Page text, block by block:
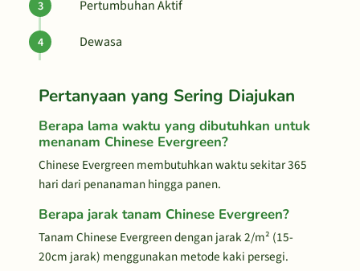
Pertumbuhan Aktif
Dewasa
Pertanyaan yang Sering Diajukan
Berapa lama waktu yang dibutuhkan untuk
menanam Chinese Evergreen?
Chinese Evergreen membutuhkan waktu sekitar 365
hari dari penanaman hingga panen.
Berapa jarak tanam Chinese Evergreen?
Tanam Chinese Evergreen dengan jarak 2/m² (15-
20cm jarak) menggunakan metode kaki persegi.